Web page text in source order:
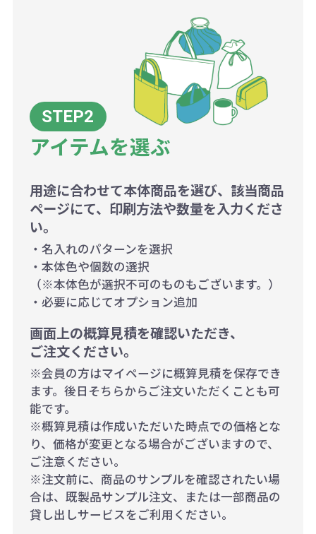
アイテムを選ぶ
用途に合わせて本体商品を選び、該当商品
ページにて、印刷方法や数量を入力くださ
い。
・名入れのパターンを選択
・本体色や個数の選択
（※本体色が選択不可のものもございます。）
・必要に応じてオプション追加
画面上の概算見積を確認いただき、
ご注文ください。
※会員の方はマイページに概算見積を保存でき
ます。後日そちらからご注文いただくことも可
能です。
※概算見積は作成いただいた時点での価格とな
り、価格が変更となる場合がございますので、
ご注意ください。
※注文前に、商品のサンプルを確認されたい場
合は、既製品サンプル注文、または一部商品の
貸し出しサービスをご利用ください。